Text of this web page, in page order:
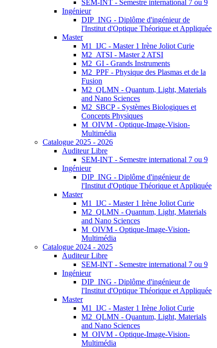
SEM-INT - Semestre international 7 ou 9
Ingénieur
DIP_ING - Diplôme d'ingénieur de
l'Institut d'Optique Théorique et Appliquée
Master
M1_IJC - Master 1 Irène Joliot Curie
M2_ATSI - Master 2 ATSI
M2_GI - Grands Instruments
M2_PPF - Physique des Plasmas et de la
Fusion
M2_QLMN - Quantum, Light, Materials
and Nano Sciences
M2_SBCP - Systèmes Biologiques et
Concepts Physiques
M_OIVM - Optique-Image-Vision-
Multimédia
Catalogue 2025 - 2026
Auditeur Libre
SEM-INT - Semestre international 7 ou 9
Ingénieur
DIP_ING - Diplôme d'ingénieur de
l'Institut d'Optique Théorique et Appliquée
Master
M1_IJC - Master 1 Irène Joliot Curie
M2_QLMN - Quantum, Light, Materials
and Nano Sciences
M_OIVM - Optique-Image-Vision-
Multimédia
Catalogue 2024 - 2025
Auditeur Libre
SEM-INT - Semestre international 7 ou 9
Ingénieur
DIP_ING - Diplôme d'ingénieur de
l'Institut d'Optique Théorique et Appliquée
Master
M1_IJC - Master 1 Irène Joliot Curie
M2_QLMN - Quantum, Light, Materials
and Nano Sciences
M_OIVM - Optique-Image-Vision-
Multimédia